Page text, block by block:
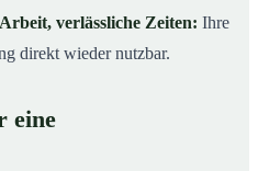
verlässliche Zeiten: Ihre
direkt wieder nutzbar.
eine